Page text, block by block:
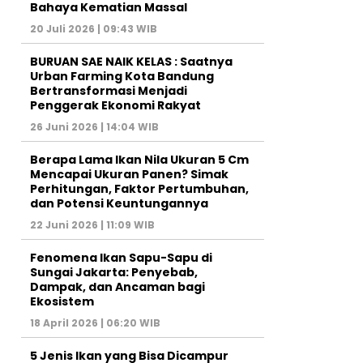
Bahaya Kematian Massal
20 Juli 2026 | 09:43 WIB
BURUAN SAE NAIK KELAS : Saatnya
Urban Farming Kota Bandung
Bertransformasi Menjadi
Penggerak Ekonomi Rakyat
26 Juni 2026 | 14:04 WIB
Berapa Lama Ikan Nila Ukuran 5 Cm
Mencapai Ukuran Panen? Simak
Perhitungan, Faktor Pertumbuhan,
dan Potensi Keuntungannya
22 Juni 2026 | 11:09 WIB
Fenomena Ikan Sapu-Sapu di
Sungai Jakarta: Penyebab,
Dampak, dan Ancaman bagi
Ekosistem
18 April 2026 | 06:20 WIB
5 Jenis Ikan yang Bisa Dicampur